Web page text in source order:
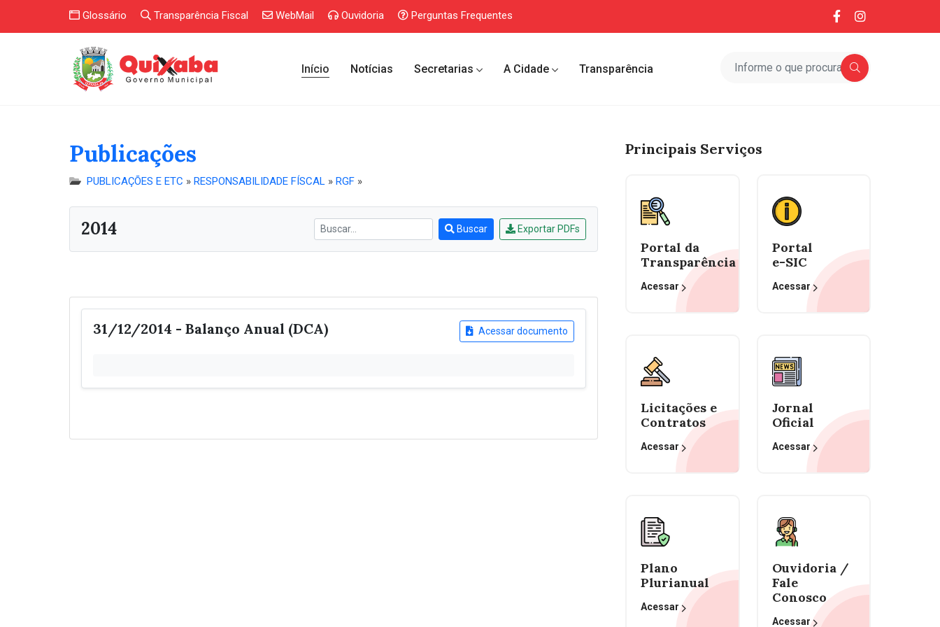
Glossário Transparência Fiscal WebMail Ouvidoria Perguntas Frequentes
Início Notícias Secretarias A Cidade Transparência
Publicações
PUBLICAÇÕES E ETC » RESPONSABILIDADE FÍSCAL » RGF »
2014 Buscar Exportar PDFs
31/12/2014 - Balanço Anual (DCA) Acessar documento
Principais Serviços
Portal da
Transparência
Acessar
Portal
e-SIC
Acessar
Licitações e
Contratos
Acessar
Jornal
Oficial
Acessar
Plano
Plurianual
Acessar
Ouvidoria /
Fale
Conosco
Acessar